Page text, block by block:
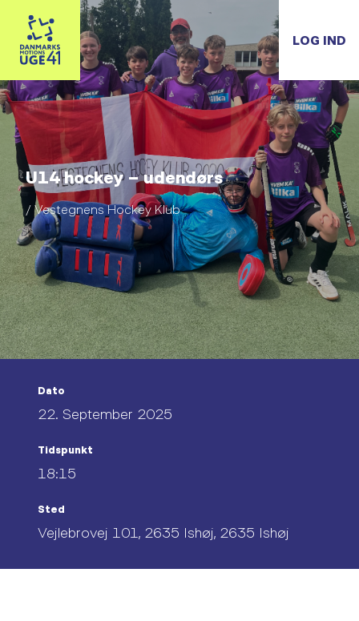
LOG IND
U14 hockey – udendørs
/ Vestegnens Hockey Klub
Dato
22. September 2025
Tidspunkt
18:15
Sted
Vejlebrovej 101, 2635 Ishøj, 2635 Ishøj